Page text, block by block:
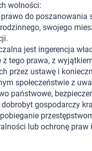
wolności:
do poszanowania
swojego
jest ingerencja
z tego prawa, z
przez ustawę i
społeczeństwie z
państwowe,
gospodarczy
lub ochronę praw